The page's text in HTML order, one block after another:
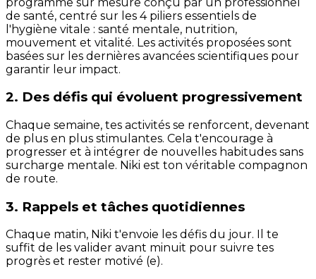
de santé, centré sur les 4 piliers essentiels de
l'hygiène vitale : santé mentale, nutrition,
mouvement et vitalité. Les activités proposées sont
basées sur les dernières avancées scientifiques pour
garantir leur impact.
2. Des défis qui évoluent progressivement
Chaque semaine, tes activités se renforcent, devenant
de plus en plus stimulantes. Cela t'encourage à
progresser et à intégrer de nouvelles habitudes sans
surcharge mentale. Niki est ton véritable compagnon
de route.
3. Rappels et tâches quotidiennes
Chaque matin, Niki t'envoie les défis du jour. Il te
suffit de les valider avant minuit pour suivre tes
progrès et rester motivé (e).